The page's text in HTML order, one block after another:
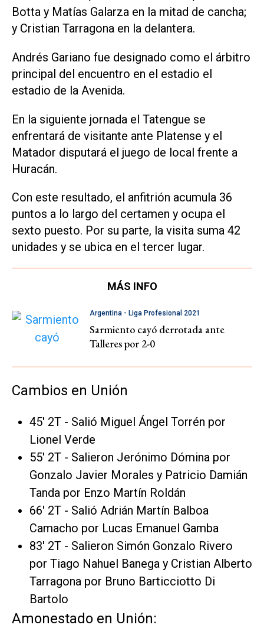
Botta y Matías Galarza en la mitad de cancha;
y Cristian Tarragona en la delantera.
Andrés Gariano fue designado como el árbitro
principal del encuentro en el estadio el
estadio de la Avenida.
En la siguiente jornada el Tatengue se
enfrentará de visitante ante Platense y el
Matador disputará el juego de local frente a
Huracán.
Con este resultado, el anfitrión acumula 36
puntos a lo largo del certamen y ocupa el
sexto puesto. Por su parte, la visita suma 42
unidades y se ubica en el tercer lugar.
MÁS INFO
Argentina - Liga Profesional 2021
Sarmiento cayó derrotada ante
Talleres por 2-0
Cambios en Unión
45' 2T - Salió Miguel Ángel Torrén por
Lionel Verde
55' 2T - Salieron Jerónimo Dómina por
Gonzalo Javier Morales y Patricio Damián
Tanda por Enzo Martín Roldán
66' 2T - Salió Adrián Martín Balboa
Camacho por Lucas Emanuel Gamba
83' 2T - Salieron Simón Gonzalo Rivero
por Tiago Nahuel Banega y Cristian Alberto
Tarragona por Bruno Barticciotto Di
Bartolo
Amonestado en Unión: